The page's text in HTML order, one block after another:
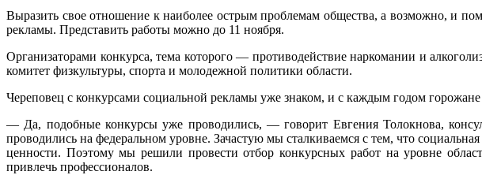
Выразить свое отношение к наиболее острым проблемам общества, а возможно, и
рекламы. Представить работы можно до 11 ноября.
Организаторами конкурса, тема которого — противодействие наркомании и
комитет физкультуры, спорта и молодежной политики области.
Череповец с конкурсами социальной рекламы уже знаком, и с каждым годом
— Да, подобные конкурсы уже проводились, — говорит Евгения Толокнова,
проводились на федеральном уровне. Зачастую мы сталкиваемся с тем, что
ценности. Поэтому мы решили провести отбор конкурсных работ на уровне
привлечь профессионалов.